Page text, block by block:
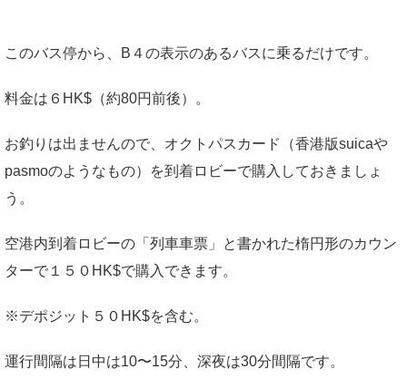
このバス停から、B４の表示のあるバスに乗るだけです。
料金は６HK$（約80円前後）。
お釣りは出ませんので、オクトパスカード（香港版suicaや
pasmoのようなもの）を到着ロビーで購入しておきましょ
う。
空港内到着ロビーの「列車車票」と書かれた楕円形のカウン
ターで１５０HK$で購入できます。
※デポジット５０HK$を含む。
運行間隔は日中は10〜15分、深夜は30分間隔です。